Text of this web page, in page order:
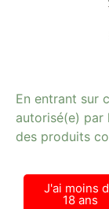
supérieure
Découvrez
**Mots-
En entrant sur
autorisé(e) par
des produits
J'ai moins
18 ans